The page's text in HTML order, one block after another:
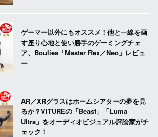
ゲーマー以外にもオススメ！他と一線を画
す座り心地と使い勝手のゲーミングチェ
ア、Boulies「Master Rex／Neo」レビュ
ー
AR／XRグラスはホームシアターの夢を見
るか？VITUREの「Beast」「Luma
Ultra」をオーディオビジュアル評論家がチ
ェック！